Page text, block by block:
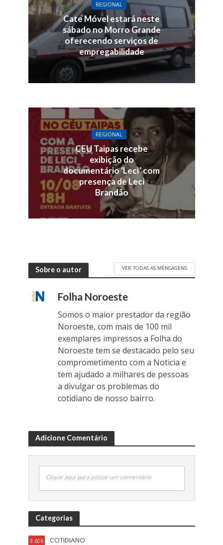
REGIONAL
Cate Móvel estará neste
sábado no Morro Grande
oferecendo serviços de
empregabilidade
REGIONAL
CEU Taipas recebe
exibição do
documentário ‘Leci’ com
presença de Leci
Brandão
Sobre o autor VER TODAS AS MENSAGENS
Folha Noroeste
Somos o maior prestador da região
Noroeste, com mais de 100 mil
exemplares impressos a Folha do
Noroeste tem se destacado pelo seu
comprometimento com a Noticia e
tem ajudado a milhares de pessoas
a divulgar os problemas do
cotidiano de nosso bairro.
Adicione Comentário
Clique aqui para postar um comentário
Categorias
COTIDIANO
3.606